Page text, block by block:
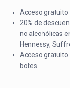
Acceso gratuito
20% de
no alcohólicas
Hennessy,
Acceso gratuito
botes